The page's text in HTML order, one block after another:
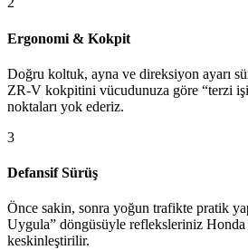
Ergonomi & Kokpit
Doğru koltuk, ayna ve direksiyon ayarı
ZR-V kokpitini vücudunuza göre “terzi
noktaları yok ederiz.
3
Defansif Sürüş
Önce sakin, sonra yoğun trafikte pratik
Uygula” döngüsüyle refleksleriniz
keskinleştirilir.